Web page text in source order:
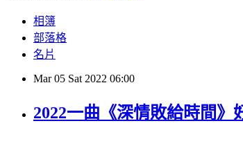
相簿
部落格
名片
Mar 05 Sat 2022 06:00
2022一曲《深情敗給時間